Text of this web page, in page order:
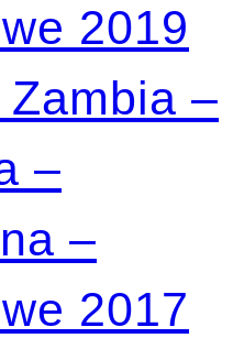
2019
–
–
–
2017